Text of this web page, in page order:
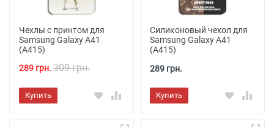
Чехлы с принтом для
Samsung Galaxy A41
(A415)
289 грн. 309 грн.
Купить
Силиконовый чехол для
Samsung Galaxy A41
(A415)
289 грн.
Купить